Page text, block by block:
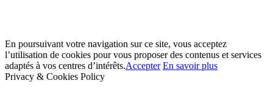
En poursuivant votre navigation sur ce site, vous acceptez
l’utilisation de cookies pour vous proposer des contenus et services
adaptés à vos centres d’intérêts.Accepter En savoir plus
Privacy & Cookies Policy